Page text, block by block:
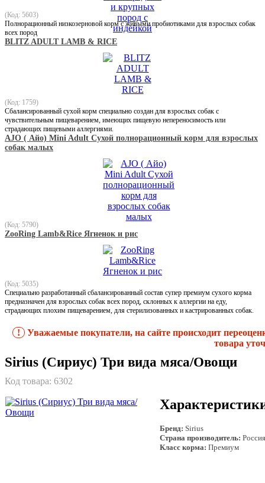
(Код: 5603)
Полнорационный низкозерновой корм с живыми пробиотиками для взрослых собак
всех пород
BLITZ ADULT LAMB & RICE
(Код: 1759)
Сбалансированный сухой корм специально создан для взрослых собак с
чувствительным пищеварением, имеющих пищевую непереносимость или
страдающих пищевыми аллергиями.
АJO ( Айо) Mini Adult Сухой полнорационный корм для взрослых
собак малых
(Код: 5790)
ZooRing Lamb&Rice Ягненок и рис
(Код: 5035)
Специально разработанный сбалансированный состав супер премиум сухого корма
предназначен для взрослых собак всех пород, склонных к аллергии на еду,
страдающих плохим пищеварением, для стерилизованных и кастрированных собак.
!
Уважаемые покупатели, на сайте происходит
товара
Sirius (Сириус) Три вида мяса/Овощи
Код товара: 6302
Бренд: Sirius
Страна производитель: Россия
Класс корма: Премиум